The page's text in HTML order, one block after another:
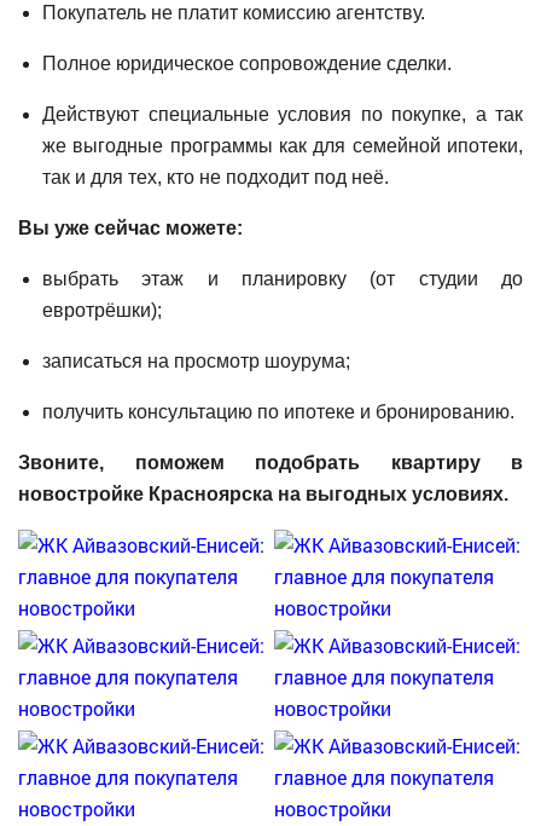
Покупатель не платит комиссию агентству.
Полное юридическое сопровождение сделки.
Действуют специальные условия по покупке, а так
же выгодные программы как для семейной ипотеки,
так и для тех, кто не подходит под неё.
Вы уже сейчас можете:
выбрать этаж и планировку (от студии до
евротрёшки);
записаться на просмотр шоурума;
получить консультацию по ипотеке и бронированию.
Звоните, поможем подобрать квартиру в
новостройке Красноярска на выгодных условиях.